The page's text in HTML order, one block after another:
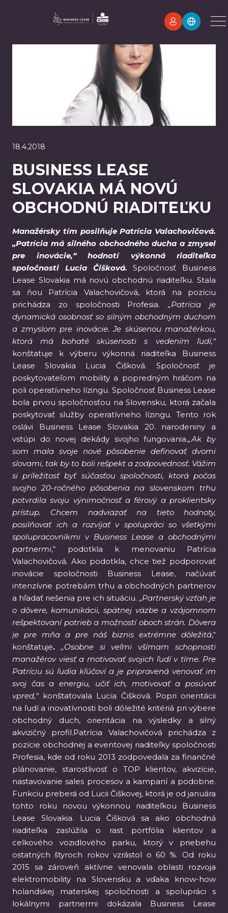
18.4.2018
BUSINESS LEASE
SLOVAKIA MÁ NOVÚ
OBCHODNÚ RIADITEĽKU
Manažérsky tím posilňuje Patrícia Valachovičová.
„Patrícia má silného obchodného ducha a zmysel
pre inovácie,“ hodnotí výkonná riaditeľka
spoločnosti Lucia Čišková.
Spoločnosť Business
Lease Slovakia má novú obchodnú riaditeľku. Stala
sa ňou Patrícia Valachovičová, ktorá na pozíciu
prichádza zo spoločnosti Profesia.„Patrícia je
dynamická osobnosť so silným obchodným duchom
a zmyslom pre inovácie. Je skúsenou manažérkou,
ktorá má bohaté skúsenosti s vedením ľudí,“
konštatuje k výberu výkonná riaditeľka Business
Lease Slovakia Lucia Čišková. Spoločnosť je
poskytovateľom mobility a popredným hráčom na
poli operatívneho lízingu. Spoločnosť Business Lease
bola prvou spoločnosťou na Slovensku, ktorá začala
poskytovať služby operatívneho lízingu. Tento rok
oslávi Business Lease Slovakia 20. narodeniny a
vstúpi do novej dekády svojho fungovania.„Ak by
som mala svoje nové pôsobenie definovať dvomi
slovami, tak by to boli rešpekt a zodpovednosť. Vážim
si príležitosť byť súčasťou spoločnosti, ktorá počas
svojho 20-ročného pôsobenia na slovenskom trhu
potvrdila svoju výnimočnosť a férový a proklientsky
prístup. Chcem nadviazať na tieto hodnoty,
posilňovať ich a rozvíjať v spolupráci so všetkými
spolupracovníkmi v Business Lease a obchodnými
partnermi,“ podotkla k menovaniu Patrícia
Valachovičová. Ako podotkla, chce tiež podporovať
inovácie spoločnosti Business Lease, načúvať
intenzívne potrebám trhu a obchodných partnerov
a hľadať riešenia pre ich situáciu. „Partnerský vzťah je
o dôvere, komunikácii, spätnej väzbe a vzájomnom
rešpektovaní potrieb a možností oboch strán. Dôvera
je pre mňa a pre náš biznis extrémne dôležitá,“
konštatuje. „Osobne si veľmi všímam schopnosti
manažérov viesť a motivovať svojich ľudí v tíme. Pre
Patríciu sú ľudia kľúčoví a je pripravená venovať im
svoj čas a energiu, učiť ich, motivovať a posúvať
vpred,“konštatovala Lucia Čišková. Popri orientácii
na ľudí a inovatívnosti boli dôležité kritériá pri výbere
obchodný duch, orientácia na výsledky a silný
akvizičný profil.Patrícia Valachovičová prichádza z
pozície obchodnej a eventovej riaditeľky spoločnosti
Profesia, kde od roku 2013 zodpovedala za finančné
plánovanie, starostlivosť o TOP klientov, akvizície,
nastavovanie sales procesov a kampaní a podobne.
Funkciu preberá od Lucii Čiškovej, ktorá je od januára
tohto roku novou výkonnou riaditeľkou Business
Lease Slovakia. Lucia Čišková sa ako obchodná
riaditeľka zaslúžila o rast portfólia klientov a
celkového vozidlového parku, ktorý v priebehu
ostatných štyroch rokov vzrástol o 60 %. Od roku
2015 sa zároveň aktívne venovala oblasti rozvoja
elektromobility na Slovensku a vďaka know-how
holandskej materskej spoločnosti a spolupráci s
lokálnymi partnermi dokázala Business Lease